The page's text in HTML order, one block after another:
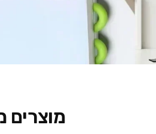
מוצרים